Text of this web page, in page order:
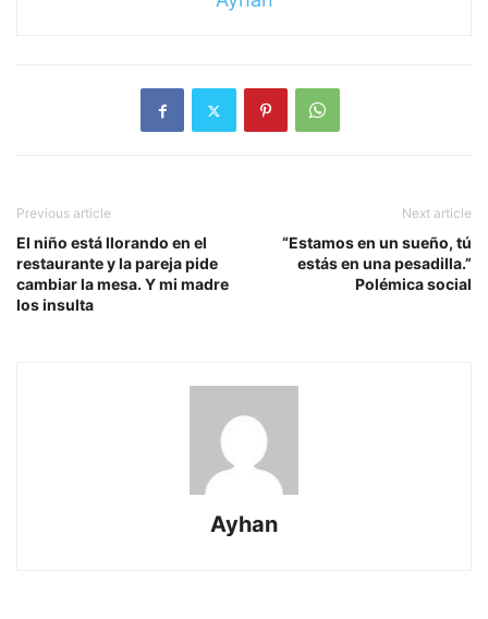
Previous article
El niño está llorando en el
restaurante y la pareja pide
cambiar la mesa. Y mi madre
los insulta
Next article
“Estamos en un sueño, tú
estás en una pesadilla.”
Polémica social
Ayhan